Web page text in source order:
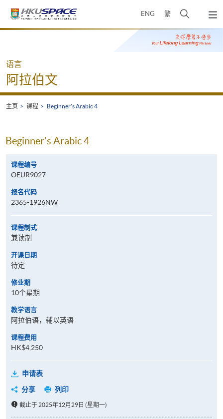
ENG 繁
开
搜
寻
弹
出
主
Main
语言
阿拉伯文
主页 课程 Beginner's Arabic 4
Beginner's Arabic 4
课程编号
OEUR9027
报名代码
2365-1926NW
课程制式
兼读制
开课日期
待定
修业期
10个星期
教学语言
阿拉伯语，辅以英语
课程费用
HK$4,250
申请表
分享
列印
截止于 2025年12月29日 (星期一)